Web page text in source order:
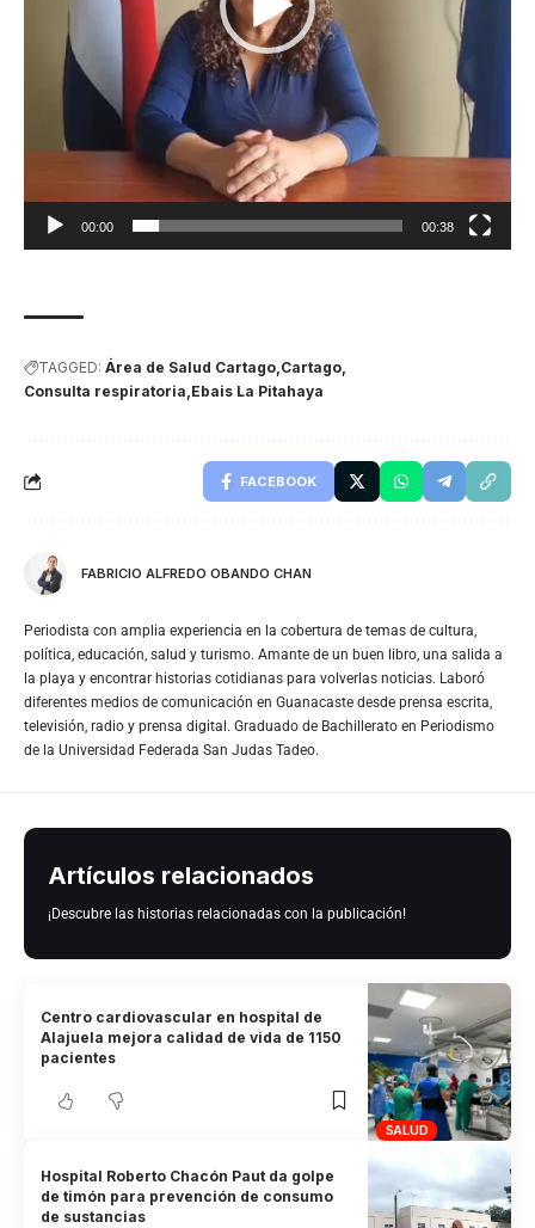
00:00 00:38
TAGGED: Área de Salud Cartago Cartago
Consulta respiratoria Ebais La Pitahaya
FACEBOOK
FABRICIO ALFREDO OBANDO CHAN
Periodista con amplia experiencia en la cobertura de temas de cultura,
política, educación, salud y turismo. Amante de un buen libro, una salida a
la playa y encontrar historias cotidianas para volverlas noticias. Laboró
diferentes medios de comunicación en Guanacaste desde prensa escrita,
televisión, radio y prensa digital. Graduado de Bachillerato en Periodismo
de la Universidad Federada San Judas Tadeo.
Artículos relacionados
¡Descubre las historias relacionadas con la publicación!
SALUD
Centro cardiovascular en hospital de
Alajuela mejora calidad de vida de 1150
pacientes
Hospital Roberto Chacón Paut da golpe
de timón para prevención de consumo
de sustancias